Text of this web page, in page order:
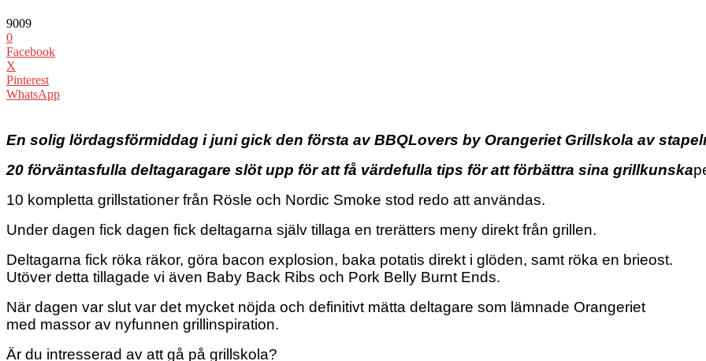
9009
0
Facebook
X
Pinterest
WhatsApp
En solig lördagsförmiddag i juni gick den första av BBQLovers by Orangeriet Grillskola av
20 förväntasfulla deltagaragare slöt upp för att få värdefulla tips för att förbättra sina grillkunska
10 kompletta grillstationer från Rösle och Nordic Smoke stod redo att användas.
Under dagen fick dagen fick deltagarna själv tillaga en trerätters meny direkt från grillen.
Deltagarna fick röka räkor, göra bacon explosion, baka potatis direkt i glöden, samt röka en brieost.
Utöver detta tillagade vi även Baby Back Ribs och Pork Belly Burnt Ends.
När dagen var slut var det mycket nöjda och definitivt mätta deltagare som lämnade Orangeriet
med massor av nyfunnen grillinspiration.
Är du intresserad av att gå på grillskola?